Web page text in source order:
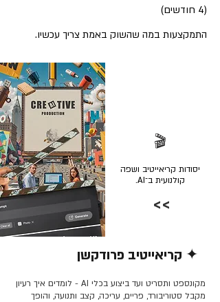
(4 חודשים)
התמקצעות במה שהשוק באמת צריך עכשיו.
🎬
יסודות קריאייטיב ושפה
קולנועית ב־AI.
>>
✦ קריאייטיב פרודקשן
מקונספט ותסריט ועד ביצוע בכלי AI - לומדים איך רעיון
מקבל סטוריבורד, פריים, עריכה, קצב ותנועה, והופך